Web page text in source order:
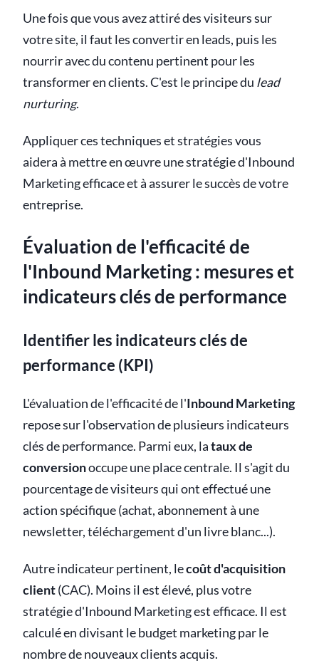
Une fois que vous avez attiré des visiteurs sur
votre site, il faut les convertir en leads, puis les
nourrir avec du contenu pertinent pour les
transformer en clients. C'est le principe du lead
nurturing.
Appliquer ces techniques et stratégies vous
aidera à mettre en œuvre une stratégie d'Inbound
Marketing efficace et à assurer le succès de votre
entreprise.
Évaluation de l'efficacité de
l'Inbound Marketing : mesures et
indicateurs clés de performance
Identifier les indicateurs clés de
performance (KPI)
L'évaluation de l'efficacité de l'Inbound Marketing
repose sur l'observation de plusieurs indicateurs
clés de performance. Parmi eux, lataux de
conversionoccupe une place centrale. Il s'agit du
pourcentage de visiteurs qui ont effectué une
action spécifique (achat, abonnement à une
newsletter, téléchargement d'un livre blanc...).
Autre indicateur pertinent, lecoût d'acquisition
client(CAC). Moins il est élevé, plus votre
stratégie d'Inbound Marketing est efficace. Il est
calculé en divisant le budget marketing par le
nombre de nouveaux clients acquis.